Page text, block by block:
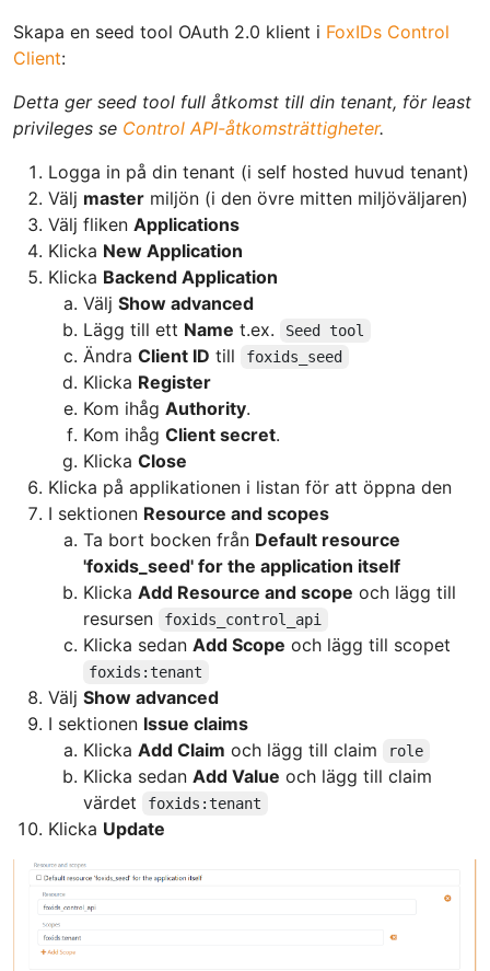
Skapa en seed tool OAuth 2.0 klient i FoxIDs Control
Client:
Detta ger seed tool full åtkomst till din tenant, för least
privileges se Control API-åtkomsträttigheter.
Logga in på din tenant (i self hosted huvud tenant)
Välj master miljön (i den övre mitten miljöväljaren)
Välj fliken Applications
Klicka New Application
Klicka Backend Application
Välj Show advanced
Lägg till ett Name t.ex. Seed tool
Ändra Client ID till foxids_seed
Klicka Register
Kom ihåg Authority.
Kom ihåg Client secret.
Klicka Close
Klicka på applikationen i listan för att öppna den
I sektionen Resource and scopes
Ta bort bocken från Default resource
'foxids_seed' for the application itself
Klicka Add Resource and scope och lägg till
resursen
foxids_control_api
Klicka sedan Add Scope och lägg till scopet
foxids:tenant
Välj Show advanced
I sektionen Issue claims
Klicka Add Claim och lägg till claim role
Klicka sedan Add Value och lägg till claim
värdet
foxids:tenant
Klicka Update